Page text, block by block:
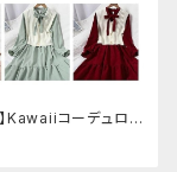
】Kawaiiコーデュロイ
ースセットアップ